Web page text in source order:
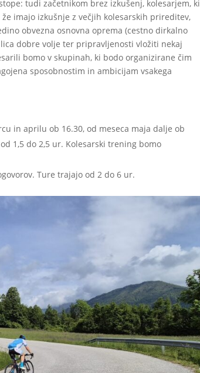
tudi začetnikom brez izkušenj, kolesarjem, ki
imajo izkušnje z večjih kolesarskih prireditev,
obvezna osnovna oprema (cestno dirkalno
dobre volje ter pripravljenosti vložiti nekaj
bomo v skupinah, ki bodo organizirane čim
sposobnostim in ambicijam vsakega
in aprilu ob 16.30, od meseca maja dalje ob
1,5 do 2,5 ur. Kolesarski trening bomo
Ture trajajo od 2 do 6 ur.